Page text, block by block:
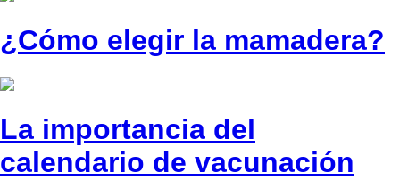
¿Cómo elegir la mamadera?
La importancia del
calendario de vacunación